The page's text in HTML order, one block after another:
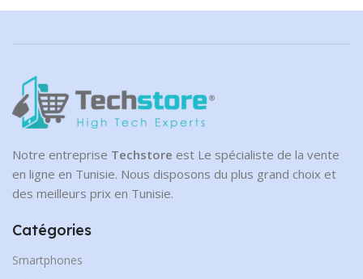
Notre entreprise Techstore est Le spécialiste de la vente
en ligne en Tunisie. Nous disposons du plus grand choix et
des meilleurs prix en Tunisie.
Catégories
Smartphones